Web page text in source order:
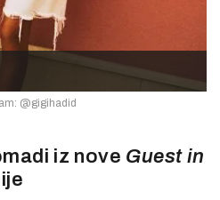
@gigihadid
iz nove Guest in